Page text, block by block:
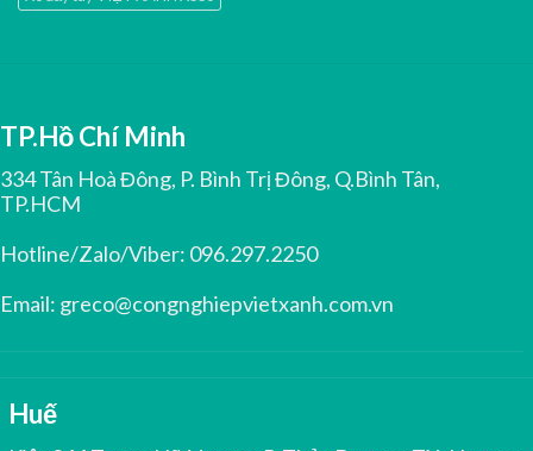
TP.Hồ Chí Minh
334 Tân Hoà Đông, P. Bình Trị Đông, Q.Bình Tân,
TP.HCM
Hotline/Zalo/Viber: 096.297.2250
Email: greco@congnghiepvietxanh.com.vn
Huế